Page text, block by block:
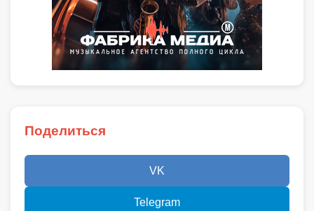
Поделиться
VK
Telegram